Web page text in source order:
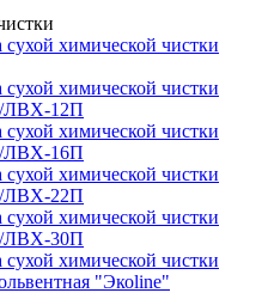
химической чистки
химической чистки
ЛВХ-12П
химической чистки
ЛВХ-16П
химической чистки
ЛВХ-22П
химической чистки
ЛВХ-30П
химической чистки
"Экоline"